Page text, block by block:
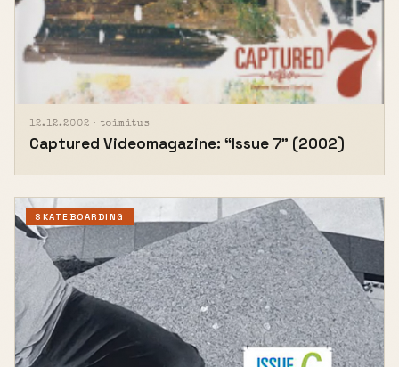
12.12.2002 · toimitus
Captured Videomagazine: “Issue 7” (2002)
SKATEBOARDING